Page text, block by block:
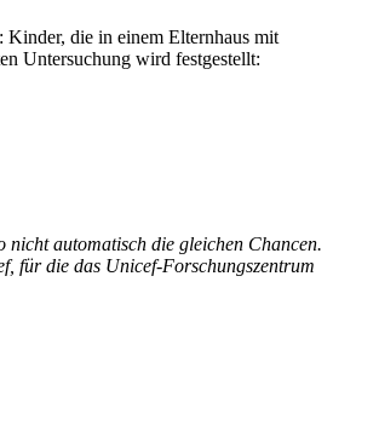
Kinder, die in einem Elternhaus mit
Untersuchung wird festgestellt:
nicht automatisch die gleichen Chancen.
für die das Unicef-Forschungszentrum